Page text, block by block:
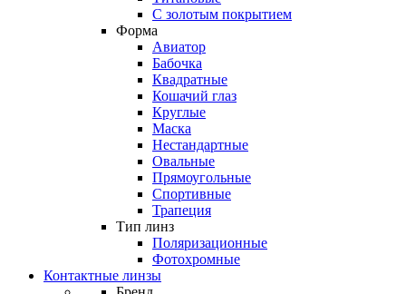
С золотым покрытием
Форма
Авиатор
Бабочка
Квадратные
Кошачий глаз
Круглые
Маска
Нестандартные
Овальные
Прямоугольные
Спортивные
Трапеция
Тип линз
Поляризационные
Фотохромные
Контактные линзы